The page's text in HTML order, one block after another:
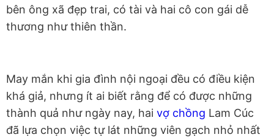
bên ông xã đẹp trai, có tài và hai cô con gái dễ
thương như thiên thần.
May mắn khi gia đình nội ngoại đều có điều kiện
khá giả, nhưng ít ai biết rằng để có được những
thành quả như ngày nay, hai vợ chồng Lam Cúc
đã lựa chọn việc tự lát những viên gạch nhỏ nhất